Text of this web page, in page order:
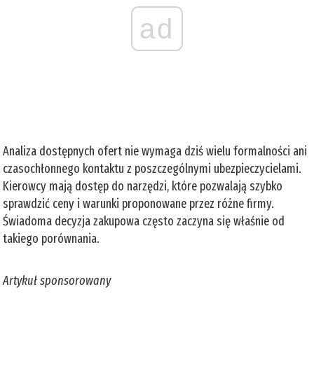
ad
Analiza dostępnych ofert nie wymaga dziś wielu formalności ani
czasochłonnego kontaktu z poszczególnymi ubezpieczycielami.
Kierowcy mają dostęp do narzędzi, które pozwalają szybko
sprawdzić ceny i warunki proponowane przez różne firmy.
Świadoma decyzja zakupowa często zaczyna się właśnie od
takiego porównania.
Artykuł sponsorowany